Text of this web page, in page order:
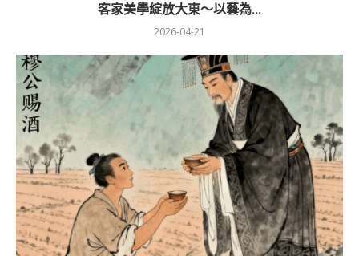
客家美學綻放大東～以藝為...
2026-04-21